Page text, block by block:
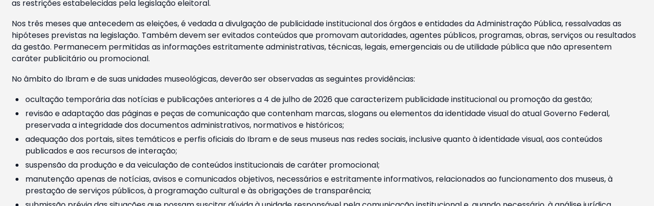
as restrições estabelecidas pela legislação eleitoral.
Nos três meses que antecedem as eleições, é vedada a divulgação de publicidade institucional dos órgãos e entidades da Administração Pública, ressalvadas as
hipóteses previstas na legislação. Também devem ser evitados conteúdos que promovam autoridades, agentes públicos, programas, obras, serviços ou resultados
da gestão. Permanecem permitidas as informações estritamente administrativas, técnicas, legais, emergenciais ou de utilidade pública que não apresentem
caráter publicitário ou promocional.
No âmbito do Ibram e de suas unidades museológicas, deverão ser observadas as seguintes providências:
ocultação temporária das notícias e publicações anteriores a 4 de julho de 2026 que caracterizem publicidade institucional ou promoção da gestão;
revisão e adaptação das páginas e peças de comunicação que contenham marcas, slogans ou elementos da identidade visual do atual Governo Federal,
preservada a integridade dos documentos administrativos, normativos e históricos;
adequação dos portais, sites temáticos e perfis oficiais do Ibram e de seus museus nas redes sociais, inclusive quanto à identidade visual, aos conteúdos
publicados e aos recursos de interação;
suspensão da produção e da veiculação de conteúdos institucionais de caráter promocional;
manutenção apenas de notícias, avisos e comunicados objetivos, necessários e estritamente informativos, relacionados ao funcionamento dos museus, à
prestação de serviços públicos, à programação cultural e às obrigações de transparência;